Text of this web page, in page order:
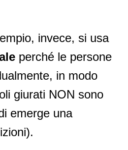
invece, si usa
perché le persone
in modo
giurati NON sono
emerge una